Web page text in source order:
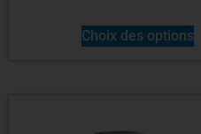
Choix des options